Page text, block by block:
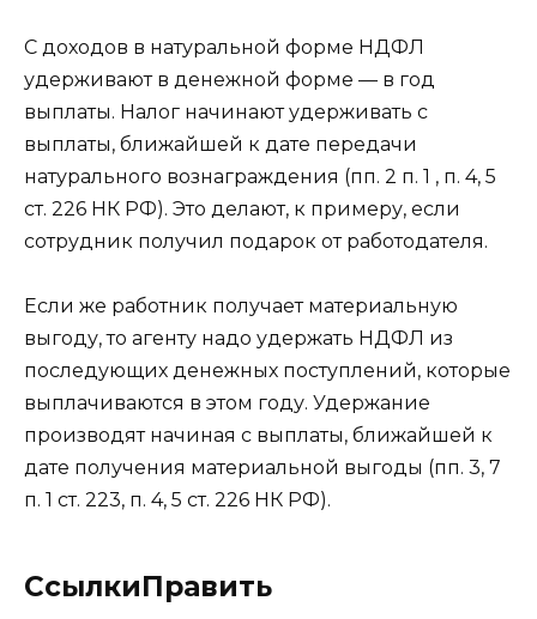
С доходов в натуральной форме НДФЛ
удерживают в денежной форме — в год
выплаты. Налог начинают удерживать с
выплаты, ближайшей к дате передачи
натурального вознаграждения (пп. 2 п. 1 , п. 4, 5
ст. 226 НК РФ). Это делают, к примеру, если
сотрудник получил подарок от работодателя.
Если же работник получает материальную
выгоду, то агенту надо удержать НДФЛ из
последующих денежных поступлений, которые
выплачиваются в этом году. Удержание
производят начиная с выплаты, ближайшей к
дате получения материальной выгоды (пп. 3, 7
п. 1 ст. 223, п. 4, 5 ст. 226 НК РФ).
СсылкиПравить